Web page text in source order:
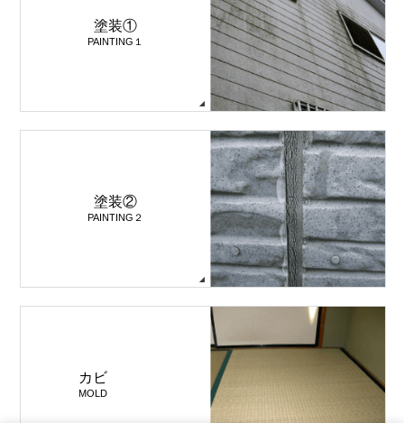
塗装①
PAINTING１
塗装②
PAINTING２
カビ
MOLD